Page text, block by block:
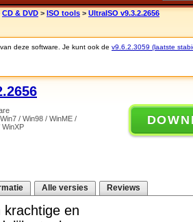
CD & DVD > ISO tools > UltraISO v9.3.2.2656
deze software. Je kunt ook de v9.6.2.3059 (laatste
/ Win98 / WinME /
WinXP
Alle versies Reviews
krachtige en